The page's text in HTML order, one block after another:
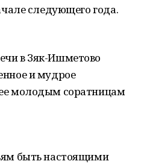
следующего года.
в Зяк-Ишметово
и мудрое
молодым соратницам
быть настоящими